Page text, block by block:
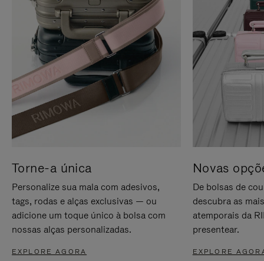
Torne-a única
Personalize sua mala com adesivos,
tags, rodas e alças exclusivas — ou
adicione um toque único à bolsa com
nossas alças personalizadas.
EXPLORE AGORA
Novas
De bolsas de
descubra as
atemporais da
presentear.
EXPLORE